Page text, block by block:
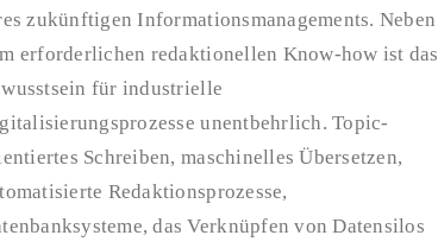
zukünftigen Informationsmanagements. Neben
erforderlichen redaktionellen Know-how ist das
für industrielle
unentbehrlich. Topic-
Schreiben, maschinelles Übersetzen,
Redaktionsprozesse,
das Verknüpfen von Datensilos